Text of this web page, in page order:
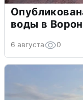
воды в
6 августа 0